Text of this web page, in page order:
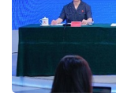
比一张A4纸还
让药品更好触